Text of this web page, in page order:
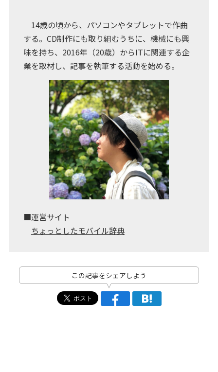
14歳の頃から、パソコンやタブレットで作曲
する。CD制作にも取り組むうちに、機械にも興
味を持ち、2016年（20歳）からITに関連する企
業を取材し、記事を執筆する活動を始める。
■運営サイト
ちょっとしたモバイル辞典
この記事をシェアしよう